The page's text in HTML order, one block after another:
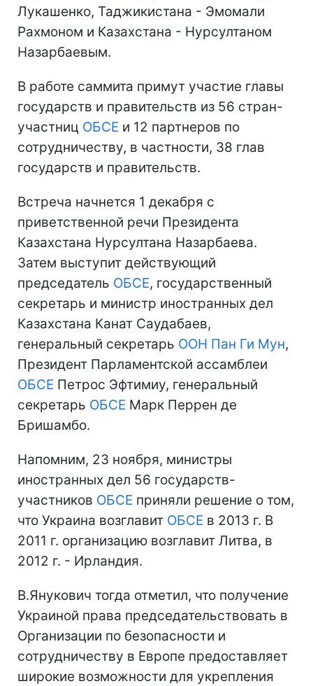
Лукашенко, Таджикистана - Эмомали
Рахмоном и Казахстана - Нурсултаном
Назарбаевым.
В работе саммита примут участие главы
государств и правительств из 56 стран-
участниц ОБСЕ и 12 партнеров по
сотрудничеству, в частности, 38 глав
государств и правительств.
Встреча начнется 1 декабря с
приветственной речи Президента
Казахстана Нурсултана Назарбаева.
Затем выступит действующий
председатель ОБСЕ, государственный
секретарь и министр иностранных дел
Казахстана Канат Саудабаев,
генеральный секретарь ООН Пан Ги Мун,
Президент Парламентской ассамблеи
ОБСЕ Петрос Эфтимиу, генеральный
секретарь ОБСЕ Марк Перрен де
Бришамбо.
Напомним, 23 ноября, министры
иностранных дел 56 государств-
участников ОБСЕ приняли решение о том,
что Украина возглавит ОБСЕ в 2013 г. В
2011 г. организацию возглавит Литва, в
2012 г. - Ирландия.
В.Янукович тогда отметил, что получение
Украиной права председательствовать в
Организации по безопасности и
сотрудничеству в Европе предоставляет
широкие возможности для укрепления